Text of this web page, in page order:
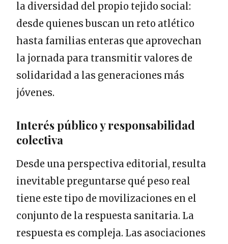
la diversidad del propio tejido social:
desde quienes buscan un reto atlético
hasta familias enteras que aprovechan
la jornada para transmitir valores de
solidaridad a las generaciones más
jóvenes.
Interés público y responsabilidad
colectiva
Desde una perspectiva editorial, resulta
inevitable preguntarse qué peso real
tiene este tipo de movilizaciones en el
conjunto de la respuesta sanitaria. La
respuesta es compleja. Las asociaciones